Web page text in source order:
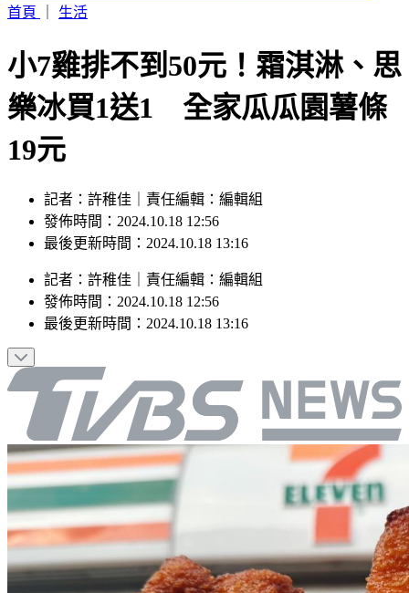
一起跳
小7雞排不到50元！霜淇淋、思
樂冰買1送1 全家瓜瓜園薯條
19元
記者：許稚佳｜責任編輯：編輯組
發佈時間：2024.10.18 12:56
記者：許稚佳｜責任編輯：
發佈時間：2024.10.18 12:56